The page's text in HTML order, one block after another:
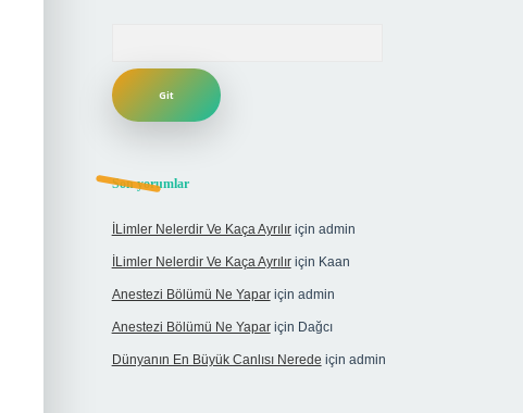
Son yorumlar
İLimler Nelerdir Ve Kaça Ayrılıriçin admin
İLimler Nelerdir Ve Kaça Ayrılıriçin Kaan
Anestezi Bölümü Ne Yapariçin admin
Anestezi Bölümü Ne Yapariçin Dağcı
Dünyanın En Büyük Canlısı Nerede için admin